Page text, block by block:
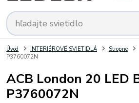
Úvod INTERIÉROVÉ SVIETIDLÁ Stropné
P3760072N
ACB London 20 LED
P3760072N